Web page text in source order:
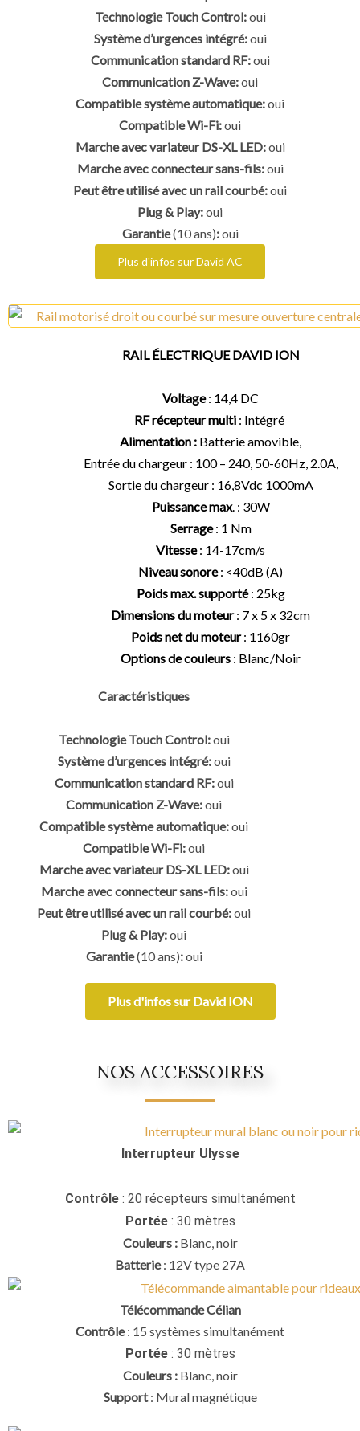
Technologie Touch Control:oui
Système d’urgences intégré:oui
Communication standard RF:oui
Communication Z-Wave:oui
Compatible système automatique:oui
Compatible Wi-Fi:oui
Marche avec variateur DS-XL LED:oui
Marche avec connecteur sans-fils:oui
Peut être utilisé avec un rail courbé:oui
Plug & Play:oui
Garantie(10 ans):oui
Plus d'infos sur David AC
RAIL ÉLECTRIQUE DAVID ION
Voltage: 14,4 DC
RF récepteur multi : Intégré
Alimentation : Batterie amovible,
Entrée du chargeur : 100 – 240, 50-60Hz, 2.0A,
Sortie du chargeur : 16,8Vdc 1000mA
Puissance max. : 30W
Serrage: 1 Nm
Vitesse: 14-17cm/s
Niveau sonore: <40dB (A)
Poids max. supporté: 25kg
Dimensions du moteur: 7 x 5 x 32cm
Poids net du moteur: 1160gr
Options de couleurs : Blanc/Noir
Caractéristiques
Technologie Touch Control:oui
Système d’urgences intégré:oui
Communication standard RF:oui
Communication Z-Wave:oui
Compatible système automatique:oui
Compatible Wi-Fi:oui
Marche avec variateur DS-XL LED:oui
Marche avec connecteur sans-fils:oui
Peut être utilisé avec un rail courbé:oui
Plug & Play:oui
Garantie(10 ans):oui
Plus d'infos sur David ION
NOS ACCESSOIRES
Interrupteur Ulysse
Contrôle : 20 récepteurs simultanément
Portée: 30 mètres
Couleurs :Blanc, noir
Batterie: 12V type 27A
Télécommande Célian
Contrôle: 15 systèmes simultanément
Portée: 30 mètres
Couleurs :Blanc, noir
Support: Mural magnétique